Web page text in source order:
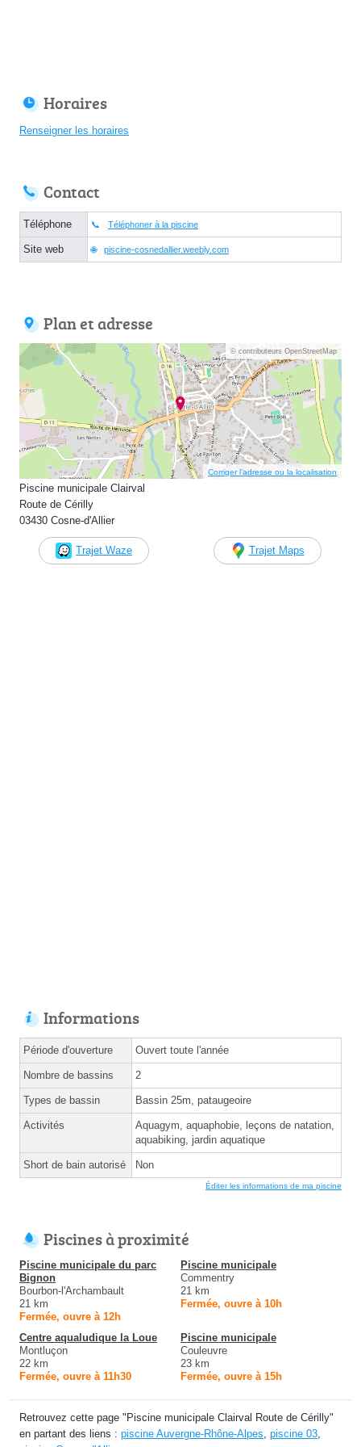
Horaires
Renseigner les horaires
Contact
Téléphone Téléphoner à la piscine
Site web piscine-cosnedallier.weebly.com
Plan et adresse
© contributeurs OpenStreetMap
Corriger l’adresse ou la localisation
Piscine municipale Clairval
Route de Cérilly
03430 Cosne-d'Allier
Trajet Waze Trajet Maps
Informations
Période d'ouverture Ouvert toute l'année
Nombre de bassins 2
Types de bassin Bassin 25m, pataugeoire
Activités
Aquagym, aquaphobie, leçons de natation,
aquabiking, jardin aquatique
Short de bain autorisé Non
Éditer les informations de ma piscine
Piscines à proximité
Piscine municipale du parc
Bignon
Bourbon-l'Archambault
21 km
Fermée, ouvre à 12h
Piscine municipale
Commentry
21 km
Fermée, ouvre à 10h
Centre aqualudique la Loue
Montluçon
22 km
Fermée, ouvre à 11h30
Piscine municipale
Couleuvre
23 km
Fermée, ouvre à 15h
Retrouvez cette page "Piscine municipale Clairval Route de Cérilly"
en partant des liens : piscine Auvergne-Rhône-Alpes, piscine 03,